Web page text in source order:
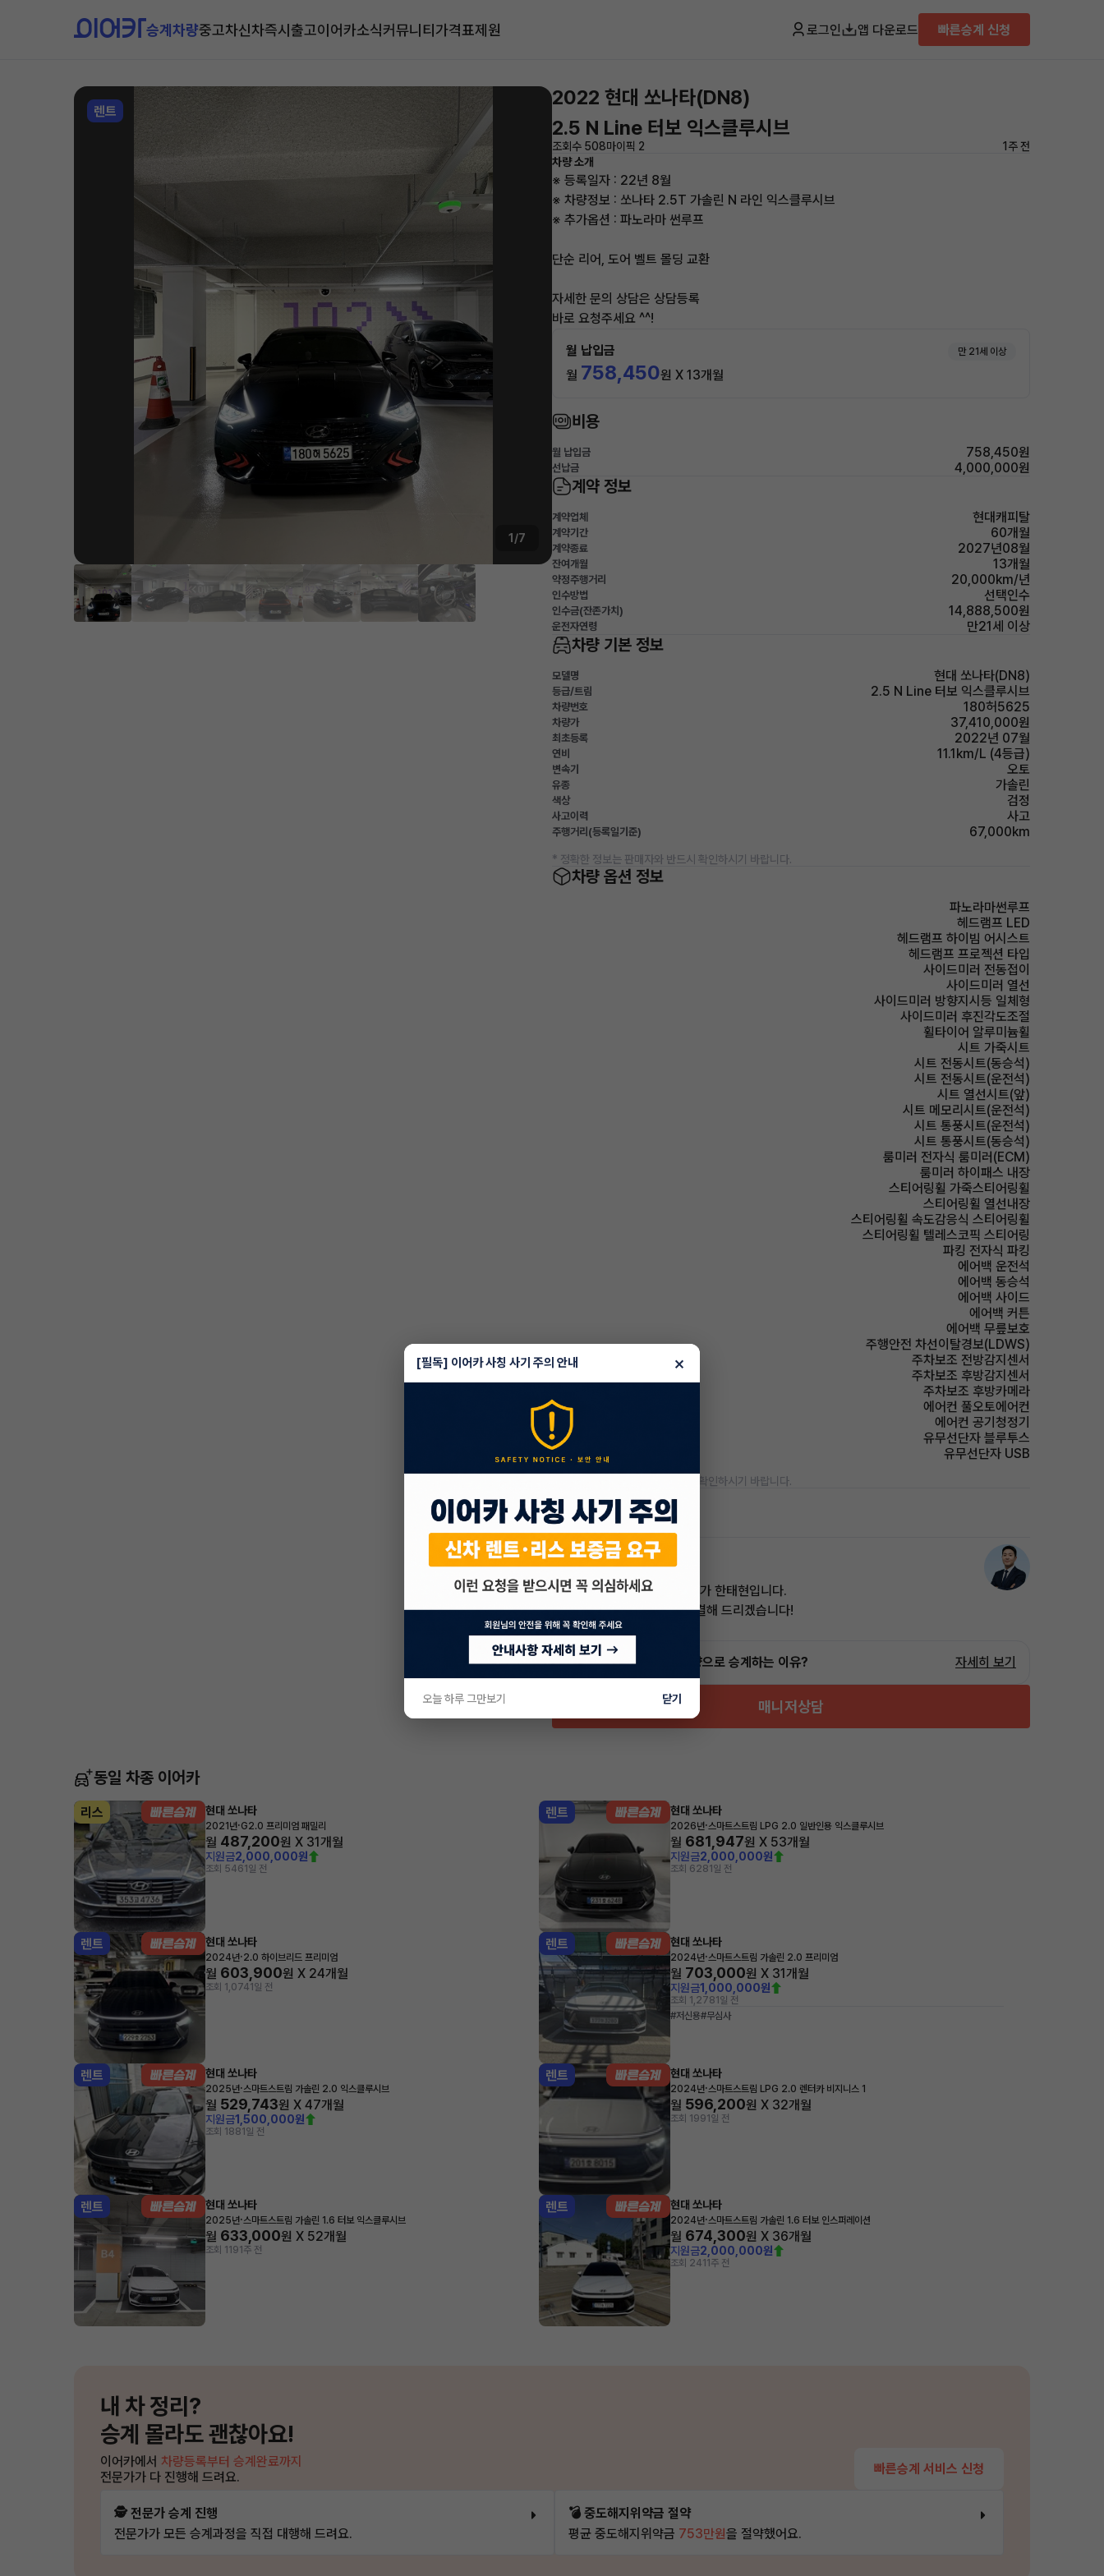
승계차량중고차신차즉시출고이어카소식커뮤니티가격표제원 로그인 앱 다운로드 빠른승계 신청
렌트
1/7
2022 현대 쏘나타(DN8)
2.5 N Line 터보 익스클루시브
조회수 508마이픽 2
1주 전
차량 소개
※ 등록일자 : 22년 8월
※ 차량정보 : 쏘나타 2.5T 가솔린 N 라인 익스클루시브
※ 추가옵션 : 파노라마 썬루프
단순 리어, 도어 벨트 몰딩 교환
자세한 문의 상담은 상담등록
바로 요청주세요 ^^!
월 납입금 만 21세 이상
월 758,450원 X 13개월
비용
월 납입금 758,450원
선납금 4,000,000원
계약 정보
계약업체 현대캐피탈
계약기간 60개월
계약종료 2027년08월
잔여개월 13개월
약정주행거리 20,000km/년
인수방법 선택인수
인수금(잔존가치) 14,888,500원
운전자연령 만21세 이상
차량 기본 정보
모델명 현대 쏘나타(DN8)
등급/트림 2.5 N Line 터보 익스클루시브
차량번호 180허5625
차량가 37,410,000원
최초등록 2022년 07월
연비 11.1km/L (4등급)
변속기 오토
유종 가솔린
색상 검정
사고이력 사고
주행거리(등록일기준) 67,000km
* 정확한 정보는 판매자와 반드시 확인하시기 바랍니다.
차량 옵션 정보
파노라마썬루프
헤드램프 LED
헤드램프 하이빔 어시스트
헤드램프 프로젝션 타입
사이드미러 전동접이
사이드미러 열선
사이드미러 방향지시등 일체형
사이드미러 후진각도조절
휠타이어 알루미늄휠
시트 가죽시트
시트 전동시트(동승석)
시트 전동시트(운전석)
시트 열선시트(앞)
시트 메모리시트(운전석)
시트 통풍시트(운전석)
시트 통풍시트(동승석)
룸미러 전자식 룸미러(ECM)
룸미러 하이패스 내장
스티어링휠 가죽스티어링휠
스티어링휠 열선내장
스티어링휠 속도감응식 스티어링휠
스티어링휠 텔레스코픽 스티어링
파킹 전자식 파킹
에어백 운전석
에어백 동승석
에어백 사이드
에어백 커튼
에어백 무릎보호
주행안전 차선이탈경보(LDWS)
주차보조 전방감지센서
주차보조 후방감지센서
주차보조 후방카메라
에어컨 풀오토에어컨
에어컨 공기청정기
유무선단자 블루투스
유무선단자 USB
* 정확한 정보는 판매자와 반드시 확인하시기 바랍니다.
차량 위치
경기 안양시
한태현 매니저
안녕하세요! 이어카 승계전문가 한태현입니다.
렌트, 리스 승계 깔끔하게 해결해 드리겠습니다!
5.0(21)
빠른승계서비스 인증 차량으로 승계하는 이유? 자세히 보기
매니저상담
동일 차종 이어카
리스 현대 쏘나타
2021년·G2.0 프리미엄 패밀리
월 487,200원 X 31개월
지원금2,000,000원
조회 5461일 전
렌트 현대 쏘나타
2026년·스마트스트림 LPG 2.0 일반인용 익스클루시브
월 681,947원 X 53개월
지원금2,000,000원
조회 6281일 전
렌트 현대 쏘나타
2024년·2.0 하이브리드 프리미엄
월 603,900원 X 24개월
조회 1,0741일 전
렌트 현대 쏘나타
2024년·스마트스트림 가솔린 2.0 프리미엄
월 703,000원 X 31개월
지원금1,000,000원
조회 1,2781일 전
#저신용#무심사
렌트 현대 쏘나타
2025년·스마트스트림 가솔린 2.0 익스클루시브
월 529,743원 X 47개월
지원금1,500,000원
조회 1881일 전
렌트 현대 쏘나타
2024년·스마트스트림 LPG 2.0 렌터카 비지니스 1
월 596,200원 X 32개월
조회 1991일 전
렌트 현대 쏘나타
2025년·스마트스트림 가솔린 1.6 터보 익스클루시브
월 633,000원 X 52개월
조회 1191주 전
렌트 현대 쏘나타
2024년·스마트스트림 가솔린 1.6 터보 인스퍼레이션
월 674,300원 X 36개월
지원금2,000,000원
조회 241 1주 전
내 차 정리?
승계 몰라도 괜찮아요!
이어카에서 차량등록부터 승계완료까지
전문가가 다 진행해 드려요.
빠른승계 서비스 신청
🕵️ 전문가 승계 진행
전문가가 모든 승계과정을 직접 대행해 드려요.
💣 중도해지위약금 절약
평균 중도해지위약금 753만원을 절약했어요.
[필독] 이어카 사칭 사기 주의 안내 ×
오늘 하루 그만보기 닫기